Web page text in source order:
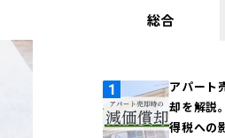
総合
アパート
却を解説
得税への